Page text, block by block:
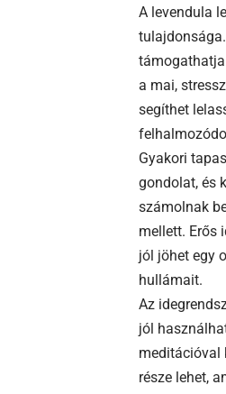
A levendula
támogathatja
a mai,
segíthet
Gyakori
gondolat, és
számolnak
mellett. Erős
jól jöhet egy
hullámait.
Az
jól
meditációval
része lehet,